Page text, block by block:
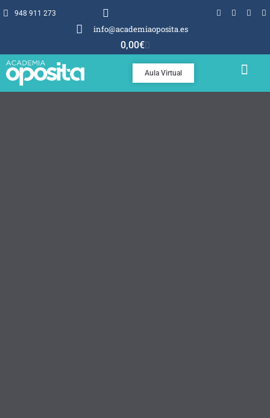
948 911 273
info@academiaoposita.es
0,00€
Aula Virtual